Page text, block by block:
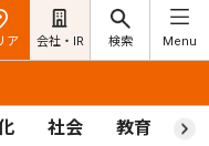
ア 会社・IR 検索 Menu
社会 教育 ス